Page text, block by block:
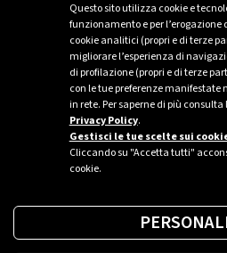
Questo sito utilizza cookie e
funzionamento e per l’erogazione
cookie analitici (propri e di terze
migliorare l’esperienza di
di profilazione (propri e di terze
con le tue preferenze
in rete. Per saperne di più consulta
Privacy Policy.
Gestisci le tue scelte sui
Cliccando su "Accetta tutti"
cookie.